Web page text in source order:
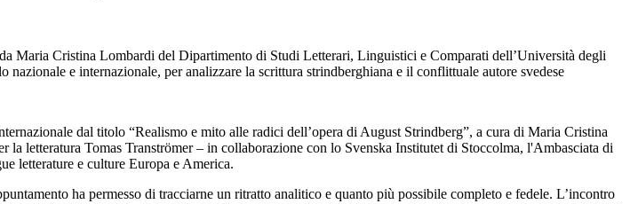
Maria Cristina Lombardi del Dipartimento di Studi Letterari, Linguistici e Comparati dell’Università degli
e internazionale, per analizzare la scrittura strindberghiana e il conflittuale autore svedese
dal titolo “Realismo e mito alle radici dell’opera di August Strindberg”, a cura di Maria Cristina
letteratura Tomas Tranströmer – in collaborazione con lo Svenska Institutet di Stoccolma, l'Ambasciata di
letterature e culture Europa e America.
ha permesso di tracciarne un ritratto analitico e quanto più possibile completo e fedele. L’incontro